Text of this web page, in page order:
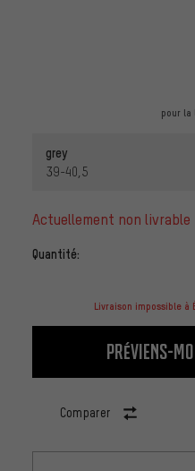
pour la
grey
39-40,5
actuellement non livrable
Quantité:
Livraison impossible à
Préviens-
Comparer